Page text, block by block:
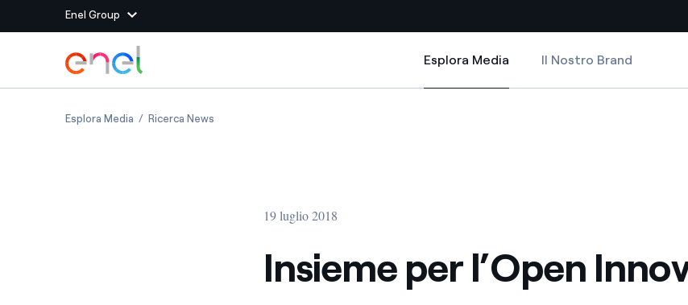
Enel Group
Siti del Gruppo
Enel Green Power
con l'Innovability®
Massimizziamo la creazione di valore grazie al
Siti Paese
Colombia
Vai al contenuto principale
Esplora Media
Esplora Media
Il Nostro Brand
Esplora MediaInsieme per l’Open Innovation
Ricerca News
19 luglio 2018
Insieme per l’Open